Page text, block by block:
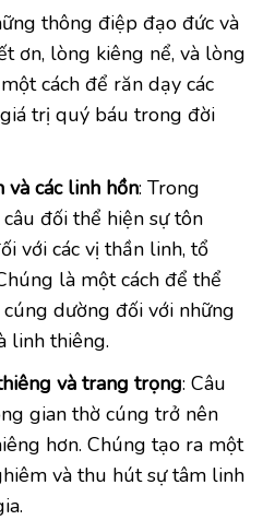
thông điệp đạo đức và
ơn, lòng kiêng nể, và lòng
cách để răn dạy các
trị quý báu trong đời
các linh hồn: Trong
đối thể hiện sự tôn
với các vị thần linh, tổ
là một cách để thể
dường đối với những
linh thiêng.
và trang trọng: Câu
gian thờ cúng trở nên
hơn. Chúng tạo ra một
và thu hút sự tâm linh